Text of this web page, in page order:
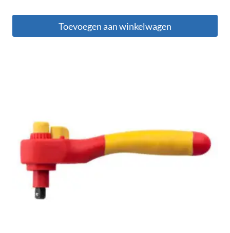
Toevoegen aan winkelwagen